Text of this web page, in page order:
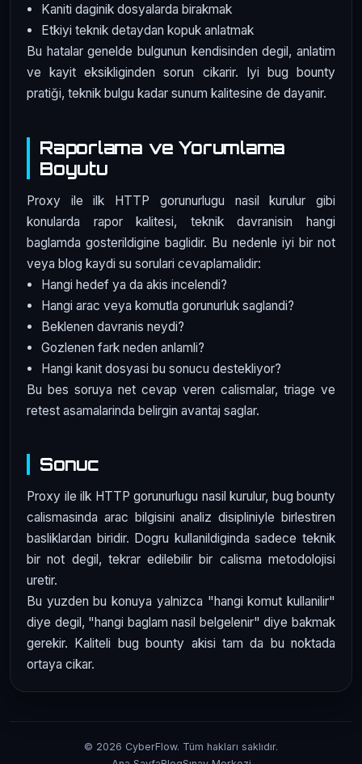
Kaniti daginik dosyalarda birakmak
Etkiyi teknik detaydan kopuk anlatmak
Bu hatalar genelde bulgunun kendisinden degil, anlatim
ve kayit eksikliginden sorun cikarir. Iyi bug bounty
pratiği, teknik bulgu kadar sunum kalitesine de dayanir.
Raporlama ve Yorumlama
Boyutu
Proxy ile ilk HTTP gorunurlugu nasil kurulur gibi
konularda rapor kalitesi, teknik davranisin hangi
baglamda gosterildigine baglidir. Bu nedenle iyi bir not
veya blog kaydi su sorulari cevaplamalidir:
Hangi hedef ya da akis incelendi?
Hangi arac veya komutla gorunurluk saglandi?
Beklenen davranis neydi?
Gozlenen fark neden anlamli?
Hangi kanit dosyasi bu sonucu destekliyor?
Bu bes soruya net cevap veren calismalar, triage ve
retest asamalarinda belirgin avantaj saglar.
Sonuc
Proxy ile ilk HTTP gorunurlugu nasil kurulur, bug bounty
calismasinda arac bilgisini analiz disipliniyle birlestiren
basliklardan biridir. Dogru kullanildiginda sadece teknik
bir not degil, tekrar edilebilir bir calisma metodolojisi
uretir.
Bu yuzden bu konuya yalnizca "hangi komut kullanilir"
diye degil, "hangi baglam nasil belgelenir" diye bakmak
gerekir. Kaliteli bug bounty akisi tam da bu noktada
ortaya cikar.
© 2026 CyberFlow. Tüm hakları saklıdır.